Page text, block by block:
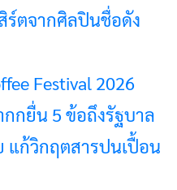
ตจากศิลปินชื่อดัง
Festival 2026
กยื่น 5 ข้อถึงรัฐบาล
แก้วิกฤตสารปนเปื้อน